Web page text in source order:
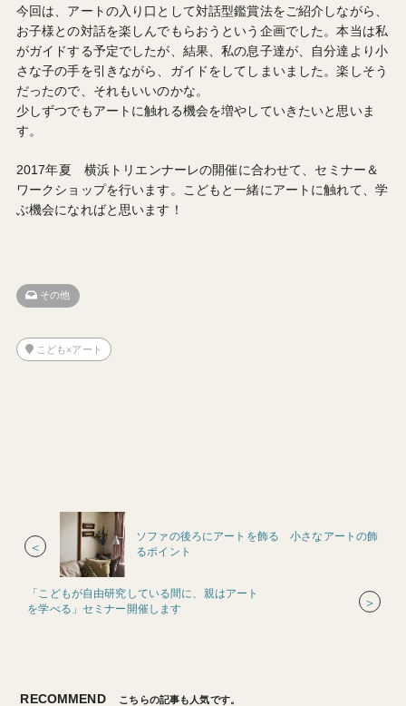
今回は、アートの入り口として対話型鑑賞法をご紹介しながら、
お子様との対話を楽しんでもらおうという企画でした。本当は私
がガイドする予定でしたが、結果、私の息子達が、自分達より小
さな子の手を引きながら、ガイドをしてしまいました。楽しそう
だったので、それもいいのかな。
少しずつでもアートに触れる機会を増やしていきたいと思いま
す。
2017年夏 横浜トリエンナーレの開催に合わせて、セミナー＆
ワークショップを行います。こどもと一緒にアートに触れて、学
ぶ機会になればと思います！
その他
こども×アート
＜
ソファの後ろにアートを飾る 小さなアートの飾
るポイント
「こどもが自由研究している間に、親はアート
を学べる」セミナー開催します
＞
RECOMMEND こちらの記事も人気です。